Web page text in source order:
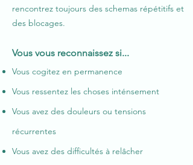
rencontrez toujours des schemas répétitifs et
des blocages.
Vous vous reconnaissez si...
Vous cogitez en permanence
Vous ressentez les choses inténsement
Vous avez des douleurs ou tensions
récurrentes
Vous avez des difficultés à relâcher